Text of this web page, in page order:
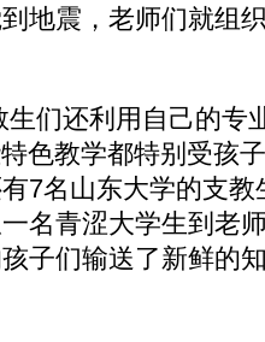
地震，老师们就组
们还利用自己的专
特色教学都特别受孩
7名山东大学的支
名青涩大学生到老
子们输送了新鲜的